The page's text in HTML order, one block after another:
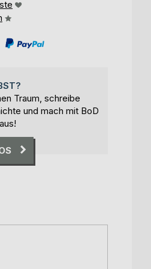
Traum, schreibe
und mach mit BoD